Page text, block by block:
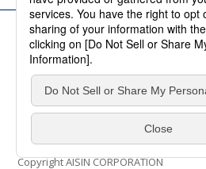
ご利用にあたって
個人情報の取り扱いについて
ソーシャルメディアポリシー
Copyright AISIN CORPORATION